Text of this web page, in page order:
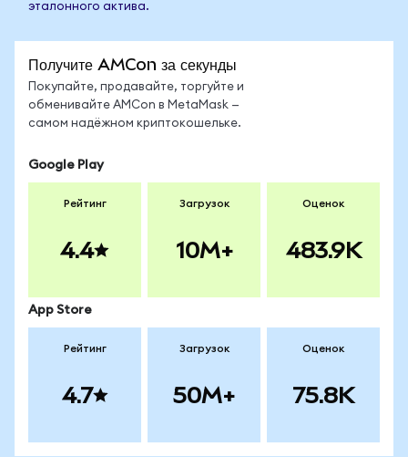
эталонного актива.
Получите AMCon за секунды
Покупайте, продавайте, торгуйте и
обменивайте AMCon в MetaMask —
самом надёжном криптокошельке.
Google Play
Рейтинг
4.4
Загрузок
10M+
Оценок
483.9K
App Store
Рейтинг
4.7
Загрузок
50M+
Оценок
75.8K